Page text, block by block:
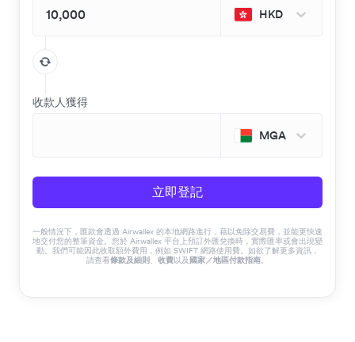
HKD
收款人獲得
MGA
立即登記
一般情況下，匯款會透過 Airwallex 的本地網路進行，藉以免除交易費，並能更快速
地交付您的整筆資金。您於 Airwallex 平台上預訂外匯兌換時，實際匯率或會出現變
動。我們可能因此收取額外費用，例如 SWIFT 網路使用費。如欲了解更多資訊，
請查看條款及細則、 收費以及 國家／地區付款指南。